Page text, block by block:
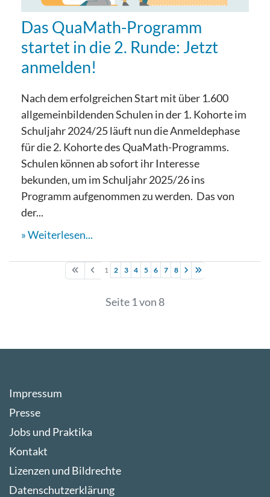
Das QuaMath-Programm
startet in die 2. Runde: Jetzt
anmelden!
Nach dem erfolgreichen Start mit über 1.600
allgemeinbildenden Schulen in der 1. Kohorte im
Schuljahr 2024/25 läuft nun die Anmeldephase
für die 2. Kohorte des QuaMath-Programms.
Schulen können ab sofort ihr Interesse
bekunden, um im Schuljahr 2025/26 ins
Programm aufgenommen zu werden. Das von
der...
Weiterlesen...
1 2 3 4 5 6 7 8
Seite 1 von 8
Impressum
Presse
Jobs und Praktika
Kontakt
Lizenzen und Bildrechte
Datenschutzerklärung